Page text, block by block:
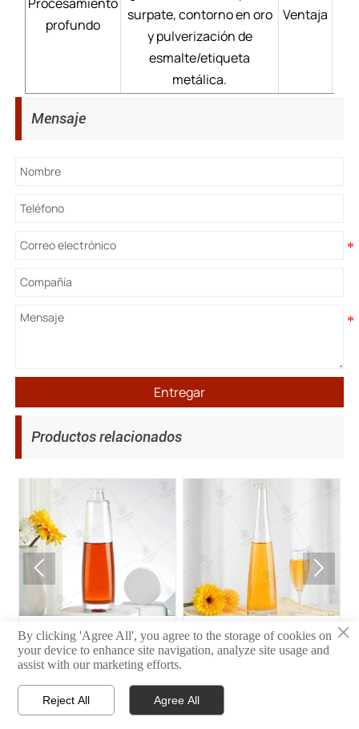
profundo
surpate, contorno en oro
y pulverización de
esmalte/etiqueta
metálica.
Ventaja
Mensaje
Entregar
Productos relacionados
35 34
 
 
×
By clicking 'Agree All', you agree to the storage of cookies on
your device to enhance site navigation, analyze site usage and
assist with our marketing efforts.
Reject All Agree All